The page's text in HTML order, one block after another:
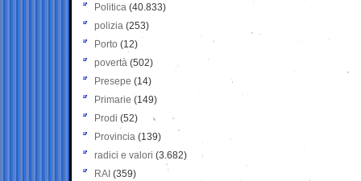
Politica (40.833)
polizia (253)
Porto (12)
povertà (502)
Presepe (14)
Primarie (149)
Prodi (52)
Provincia (139)
radici e valori (3.682)
RAI (359)